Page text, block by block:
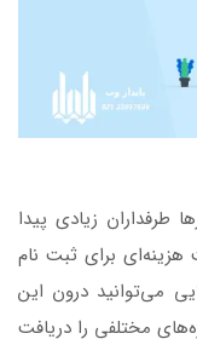
طرفداران زیادی پیدا
هزینه‌ای برای ثبت نام
می‌توانید درون این
مختلفی را دریافت